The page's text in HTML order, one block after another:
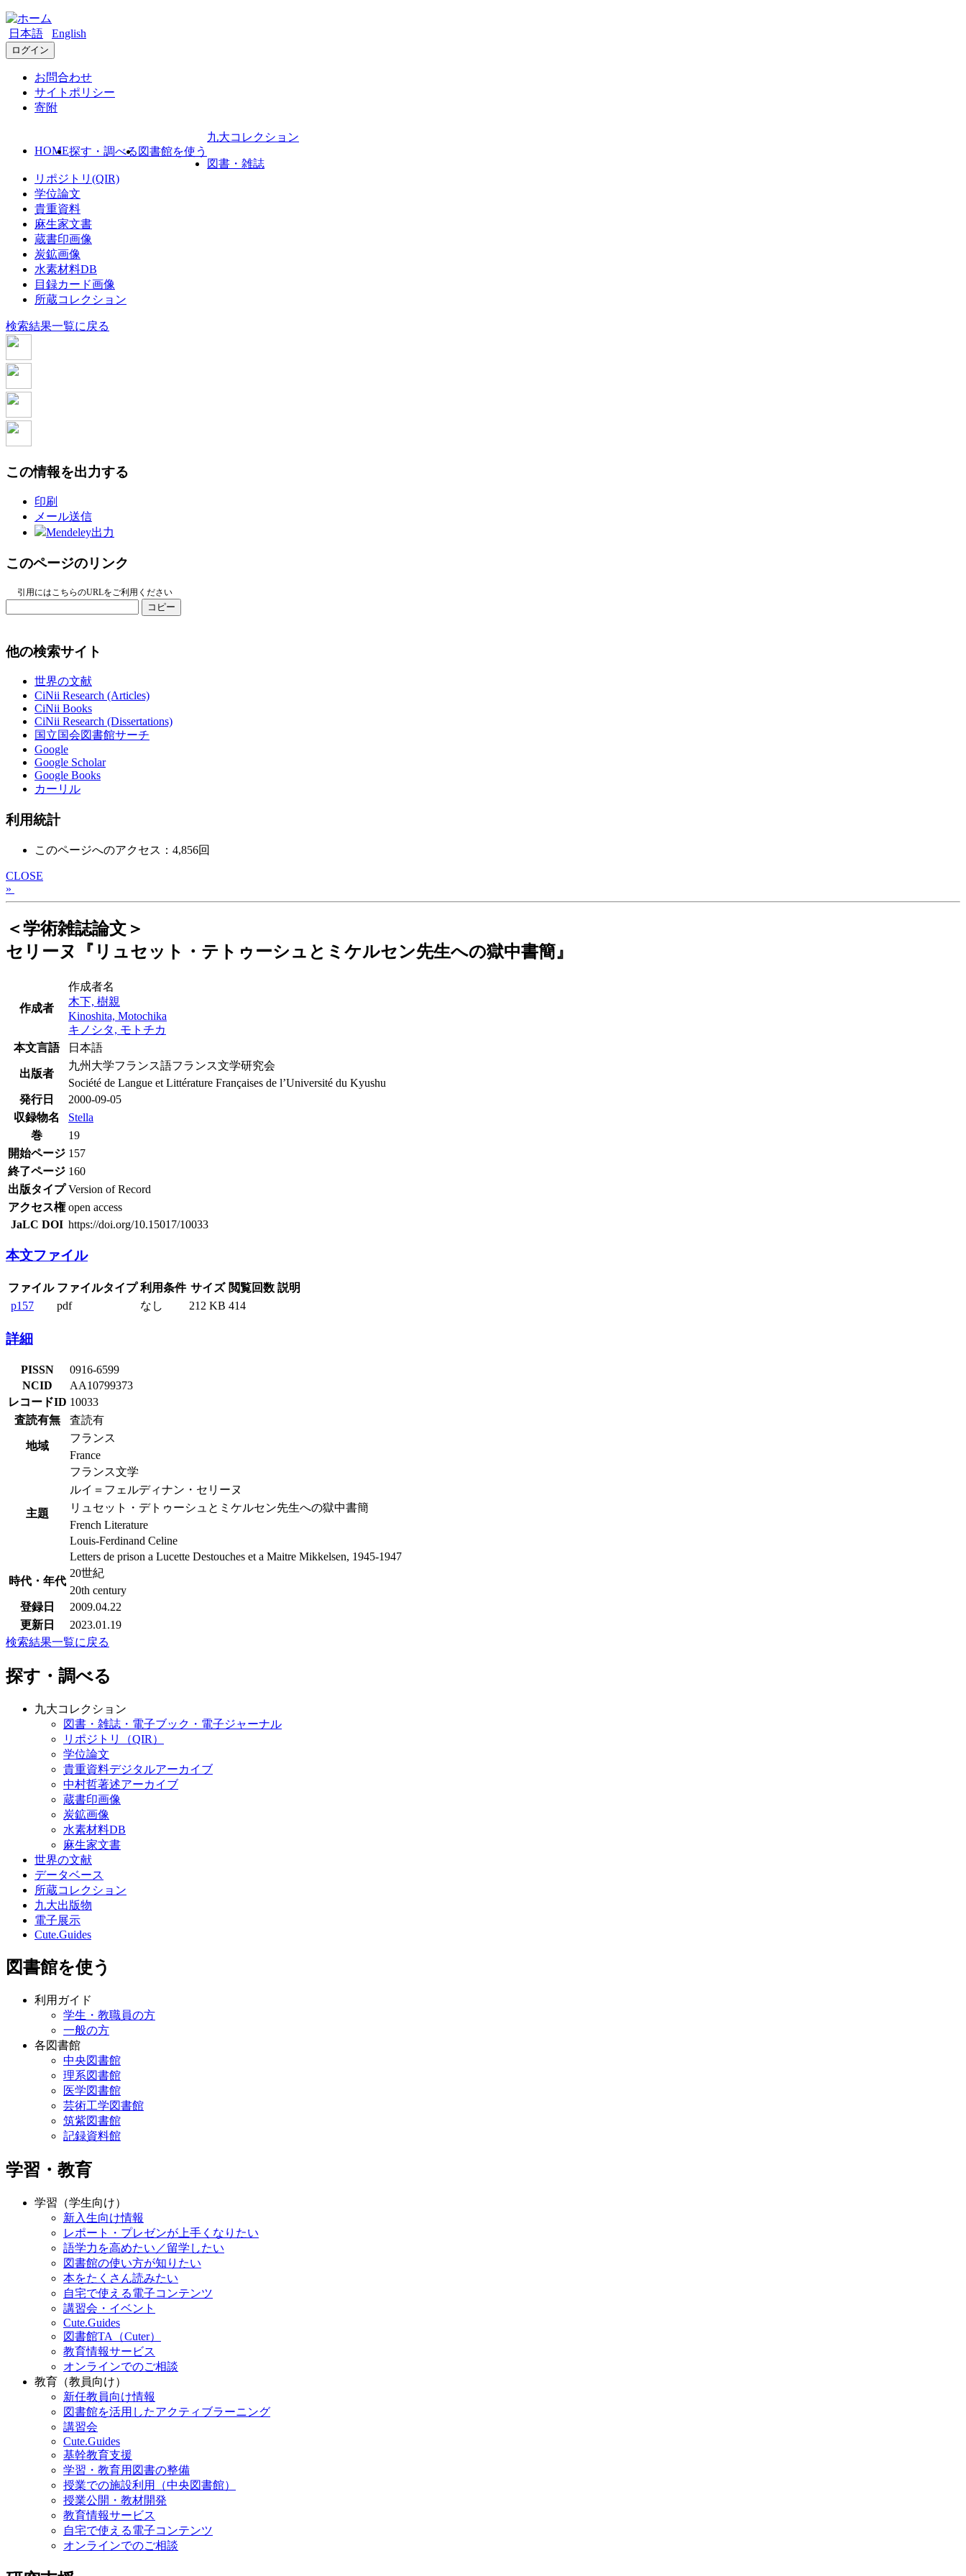
日本語 English
ログイン
お問合わせ
サイトポリシー
寄附
HOME探す・調べる 図書館を使う
九大コレクション
図書・雑誌
リポジトリ(QIR)
学位論文
貴重資料
麻生家文書
蔵書印画像
炭鉱画像
水素材料DB
目録カード画像
所蔵コレクション
検索結果一覧に戻る
この情報を出力する
印刷
メール送信
Mendeley出力
このページのリンク
引用にはこちらのURLをご利用ください
コピー
他の検索サイト
世界の文献
CiNii Research (Articles)
CiNii Books
CiNii Research (Dissertations)
国立国会図書館サーチ
Google
Google Scholar
Google Books
カーリル
利用統計
このページへのアクセス：4,856回
CLOSE
»
＜学術雑誌論文＞
セリーヌ『リュセット・テトゥーシュとミケルセン先生への獄中書簡』
作成者
作成者名
木下, 樹親
Kinoshita, Motochika
キノシタ, モトチカ
本文言語
日本語
出版者
九州大学フランス語フランス文学研究会
Société de Langue et Littérature Françaises de l’Université du Kyushu
発行日
2000-09-05
収録物名
Stella
巻
19
開始ページ 157
終了ページ 160
出版タイプ Version of Record
アクセス権 open access
JaLC DOI https://doi.org/10.15017/10033
本文ファイル
ファイル ファイルタイプ 利用条件 サイズ 閲覧回数 説明
p157
pdf なし 212 KB 414
詳細
PISSN
0916-6599
NCID
AA10799373
レコードID 10033
査読有無
査読有
地域
フランス
France
主題
フランス文学
ルイ＝フェルディナン・セリーヌ
リュセット・デトゥーシュとミケルセン先生への獄中書簡
French Literature
Louis-Ferdinand Celine
Letters de prison a Lucette Destouches et a Maitre Mikkelsen, 1945-1947
時代・年代
20世紀
20th century
登録日
2009.04.22
更新日
2023.01.19
検索結果一覧に戻る
探す・調べる
九大コレクション
図書・雑誌・電子ブック・電子ジャーナル
リポジトリ（QIR）
学位論文
貴重資料デジタルアーカイブ
中村哲著述アーカイブ
蔵書印画像
炭鉱画像
水素材料DB
麻生家文書
世界の文献
データベース
所蔵コレクション
九大出版物
電子展示
Cute.Guides
図書館を使う
利用ガイド
学生・教職員の方
一般の方
各図書館
中央図書館
理系図書館
医学図書館
芸術工学図書館
筑紫図書館
記録資料館
学習・教育
学習（学生向け）
新入生向け情報
レポート・プレゼンが上手くなりたい
語学力を高めたい／留学したい
図書館の使い方が知りたい
本をたくさん読みたい
自宅で使える電子コンテンツ
講習会・イベント
Cute.Guides
図書館TA（Cuter）
教育情報サービス
オンラインでのご相談
教育（教員向け）
新任教員向け情報
図書館を活用したアクティブラーニング
講習会
Cute.Guides
基幹教育支援
学習・教育用図書の整備
授業での施設利用（中央図書館）
授業公開・教材開発
教育情報サービス
自宅で使える電子コンテンツ
オンラインでのご相談